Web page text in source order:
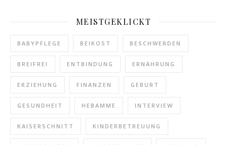
MEISTGEKLICKT
BABYPFLEGE BEIKOST BESCHWERDEN
BREIFREI ENTBINDUNG ERNÄHRUNG
ERZIEHUNG FINANZEN GEBURT
GESUNDHEIT HEBAMME INTERVIEW
KAISERSCHNITT KINDERBETREUUNG